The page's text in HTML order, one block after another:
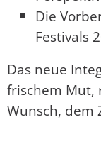
Die
Festivals
Das neue
frischem Mut,
Wunsch, dem